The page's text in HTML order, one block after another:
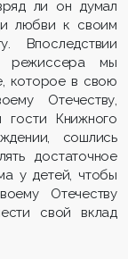
ли он думал
любви к своим
Впоследствии
режиссера мы
которое в свою
Отечеству,
гости Книжного
сошлись
достаточное
у детей, чтобы
Отечеству
свой вклад